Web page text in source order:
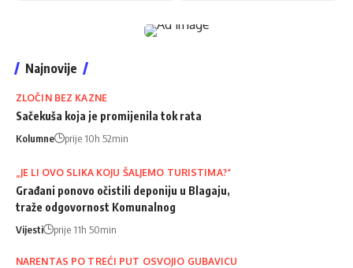
Najnovije
ZLOČIN BEZ KAZNE
Sačekuša koja je promijenila tok rata
Kolumne prije 10h 52min
„JE LI OVO SLIKA KOJU ŠALJEMO TURISTIMA?“
Građani ponovo očistili deponiju u Blagaju,
traže odgovornost Komunalnog
Vijesti prije 11h 50min
NARENTAS PO TREĆI PUT OSVOJIO GUBAVICU